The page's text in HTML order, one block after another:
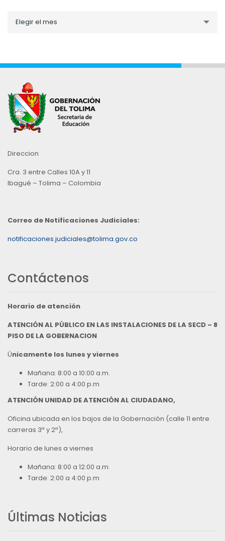
porElegir el mes
Direccion
Cra. 3 entre Calles 10A y 11
Ibagué – Tolima – Colombia
Correo de Notificaciones Judiciales:
notificaciones.judiciales@tolima.gov.co
Contáctenos
Horario de atención
ATENCIÓN AL PÚBLICO EN LAS INSTALACIONES DE LA SECD – 8
PISO DE LA GOBERNACION
Únicamente los lunes y viernes
Mañana: 8:00 a 10:00 a.m.
Tarde: 2:00 a 4:00 p.m
ATENCIÓN UNIDAD DE ATENCIÓN AL CIUDADANO,
Oficina ubicada en los bajos de la Gobernación (calle 11 entre
carreras 3ª y 2ª),
Horario de lunes a viernes
Mañana: 8:00 a 12:00 a.m.
Tarde: 2:00 a 4:00 p.m
Últimas Noticias